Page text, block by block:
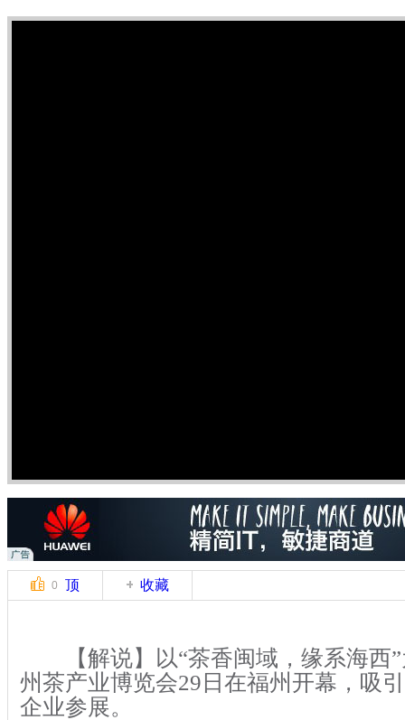
0 顶 收藏
【解说】以“茶香闽域，缘系海西”
州茶产业博览会29日在福州开幕，吸
企业参展。